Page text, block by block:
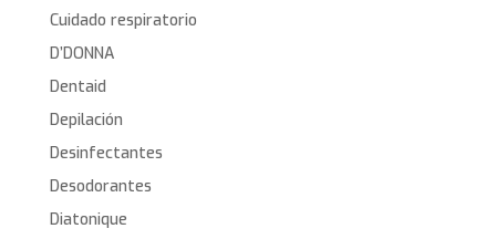
Cuidado respiratorio
D’DONNA
Dentaid
Depilación
Desinfectantes
Desodorantes
Diatonique